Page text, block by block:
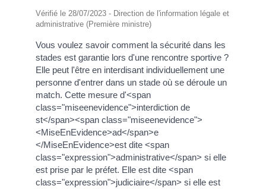
Vérifié le 28/07/2023 - Direction de l'information légale et
administrative (Première ministre)
Vous voulez savoir comment la sécurité dans les
stades est garantie lors d'une rencontre sportive ?
Elle peut l'être en interdisant individuellement une
personne d'entrer dans un stade où se déroule un
match. Cette mesure d'<span
class="miseenevidence">interdiction de
st</span><span class="miseenevidence">
<MiseEnEvidence>ad</span>e
</MiseEnEvidence>est dite <span
class="expression">administrative</span> si elle
est prise par le préfet. Elle est dite <span
class="expression">judiciaire</span> si elle est